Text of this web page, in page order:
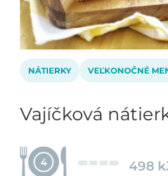
NÁTIERKY VEĽKONOČNÉ
Vajíčková
4 498